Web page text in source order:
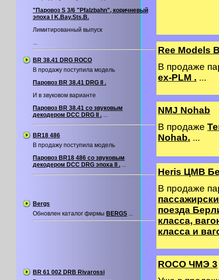
"Паровоз S 3/6 "Pfalzbahn", коричневый
эпоха I K.Bay.Sts.B.
Лимитированный выпуск
...
BR 38.41 DRG ROCO
В продажу поступила модель
Паровоз BR 38.41 DRG II .
И в звуковом варианте
Паровоз BR 38.41 со звуковым
декодером DCC DRG II . ...
BR18 486
В продажу поступила модель
Паровоз BR18 486 со звуковым
декодером DCС DRG эпоха II . ...
Bergs
Обновлен каталог фирмы BERGS ...
BR 61 002 DRB Rivarossi
Ree Models
В продаже
ex-PLM . ...
NMJ Nohab
В продаже
Nohab. ...
Heris ЦМВ
В продаже
поезда
класса,
класса и
ROCO ЧМЭ 3